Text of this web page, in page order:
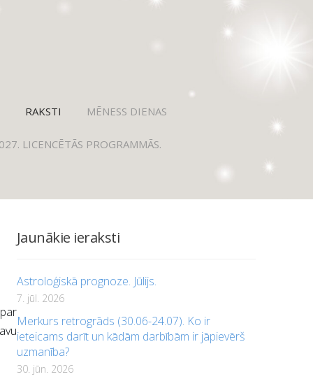
RAKSTI MĒNESS DIENAS
LICENCĒTĀS PROGRAMMĀS.
Jaunākie ieraksti
Astroloģiskā prognoze. Jūlijs.
7. jūl. 2026
Merkurs retrogrāds (30.06-24.07). Ko ir
ieteicams darīt un kādām darbībām ir jāpievērš
uzmanība?
30. jūn. 2026